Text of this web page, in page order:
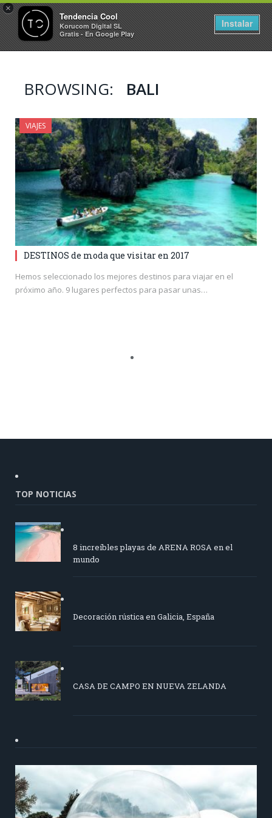
×
Tendencia Cool
Korucom Digital SL
Gratis - En Google Play
Instalar
BROWSING: BALI
VIAJES
DESTINOS de moda que visitar en 2017
Hemos seleccionado los mejores destinos para viajar en el
próximo año. 9 lugares perfectos para pasar unas…
TOP NOTICIAS
8 increíbles playas de ARENA ROSA en el
mundo
Decoración rústica en Galicia, España
CASA DE CAMPO EN NUEVA ZELANDA